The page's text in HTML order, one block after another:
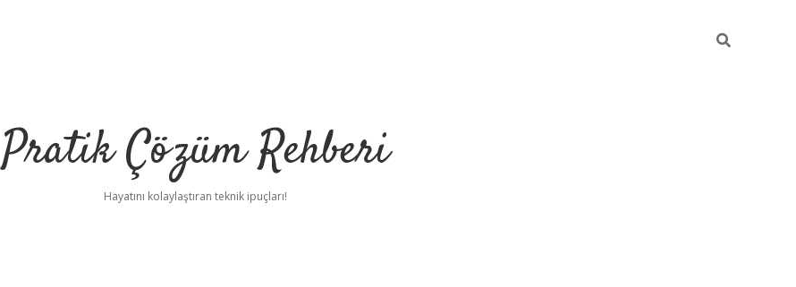
Pratik Çözüm Rehberi
Hayatını kolaylaştıran teknik ipuçları!